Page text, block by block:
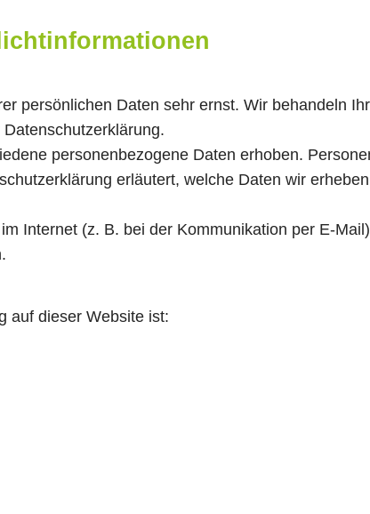
persönlichen Daten sehr ernst. Wir behandeln
personenbezogene Daten erhoben.
erläutert, welche Daten wir
Internet (z. B. bei der Kommunikation per E-
auf dieser Website ist: